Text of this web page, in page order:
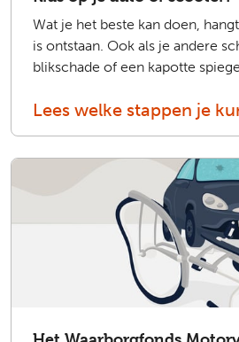
Wat je het beste kan doen,
is ontstaan. Ook als je andere
blikschade of een kapotte
Lees welke stappen je